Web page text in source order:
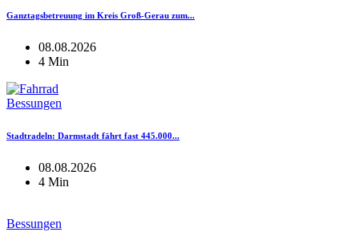
Ganztagsbetreuung im Kreis Groß-Gerau zum...
08.08.2026
4 Min
Bessungen
Stadtradeln: Darmstadt fährt fast 445.000...
08.08.2026
4 Min
Bessungen